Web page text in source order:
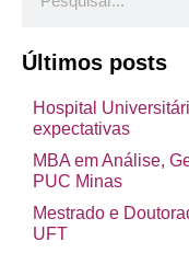
Últimos posts
Hospital
expectativas
MBA em Análise,
PUC Minas
Mestrado e
UFT